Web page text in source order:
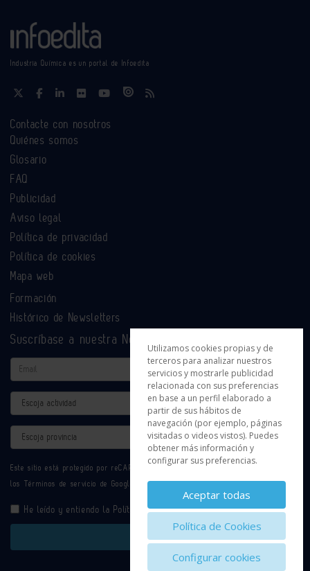
Industria Química es un portal de Infoedita
Contacte con nosotros
Quiénes somos
Glosario
FAQ
Publicidad
Aviso legal
Política de privacidad
Política de cookies
Mapa web
Formación
Histórico de Newsletters
Suscríbase a nuestra Newsletter
Email
Actividad
Provincia
Este sitio está protegido por reCAPTCHA y se aplican la
los Términos de servicio de Google.
He leído y entiendo la Política de Privacidad
Enviar
Utilizamos cookies propias y de
terceros para analizar nuestros
servicios y mostrarle publicidad
relacionada con sus preferencias
en base a un perfil elaborado a
partir de sus hábitos de
navegación (por ejemplo, páginas
visitadas o videos vistos). Puedes
obtener más información y
configurar sus preferencias.
Aceptar todas
Política de Cookies
Configurar cookies